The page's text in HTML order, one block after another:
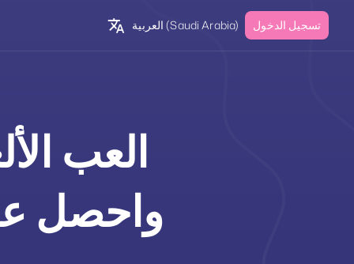
العربية(Saudi Arabia) تسجيل الدخول
العب
واحصل